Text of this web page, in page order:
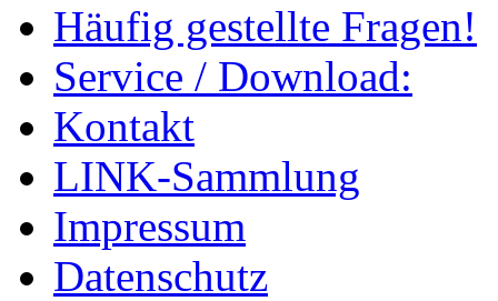
Häufig gestellte Fragen!
Service / Download:
Kontakt
LINK-Sammlung
Impressum
Datenschutz